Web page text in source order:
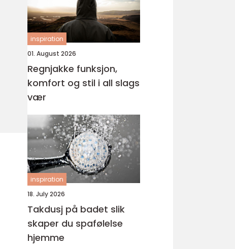
inspiration
01. August 2026
Regnjakke funksjon,
komfort og stil i all slags
vær
inspiration
18. July 2026
Takdusj på badet slik
skaper du spafølelse
hjemme